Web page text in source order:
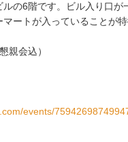
の6階です。ビル入り 口が
マートが入っていることが特
親会込）
events/